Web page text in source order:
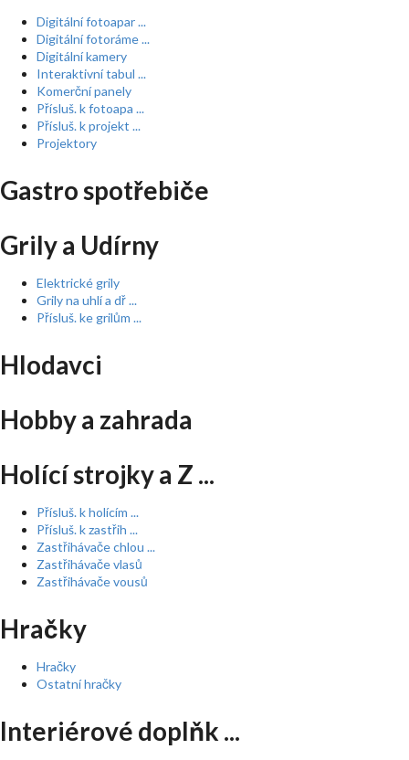
Digitální fotoapar ...
Digitální fotoráme ...
Digitální kamery
Interaktivní tabul ...
Komerční panely
Přísluš. k fotoapa ...
Přísluš. k projekt ...
Projektory
Gastro spotřebiče
Grily a Udírny
Elektrické grily
Grily na uhlí a dř ...
Přísluš. ke grilům ...
Hlodavci
Hobby a zahrada
Holící strojky a Z ...
Přísluš. k holícím ...
Přísluš. k zastřih ...
Zastřihávače chlou ...
Zastřihávače vlasů
Zastřihávače vousů
Hračky
Hračky
Ostatní hračky
Interiérové doplňk ...